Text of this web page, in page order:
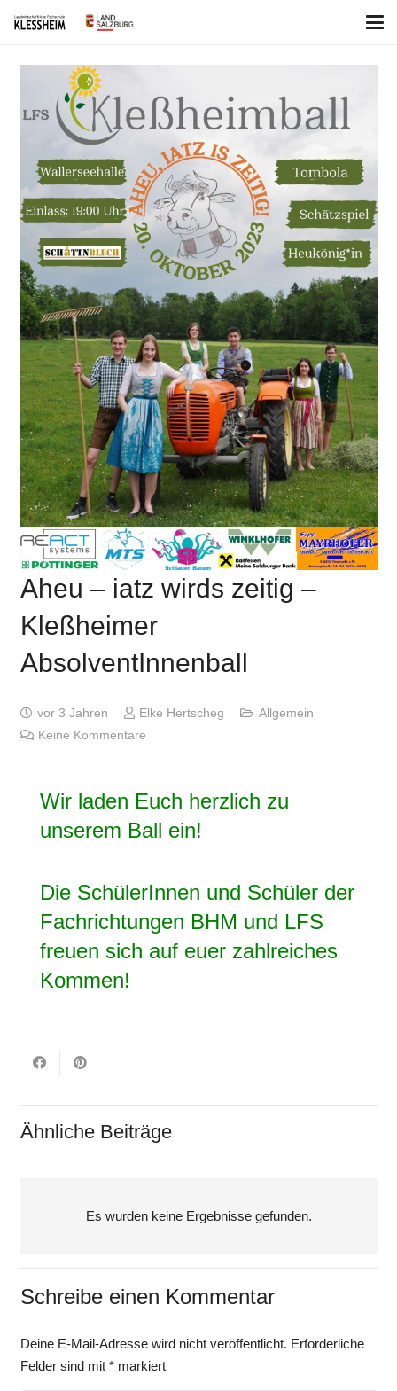
Aheu – iatz wirds zeitig –
Kleßheimer
AbsolventInnenball
vor 3 Jahren Elke Hertscheg
Allgemein
Keine Kommentare
Wir laden Euch herzlich zu
unserem Ball ein!
Die SchülerInnen und Schüler der
Fachrichtungen BHM und LFS
freuen sich auf euer zahlreiches
Kommen!
Ähnliche Beiträge
Es wurden keine Ergebnisse gefunden.
Schreibe einen Kommentar
Deine E-Mail-Adresse wird nicht veröffentlicht. Erforderliche
Felder sind mit *markiert